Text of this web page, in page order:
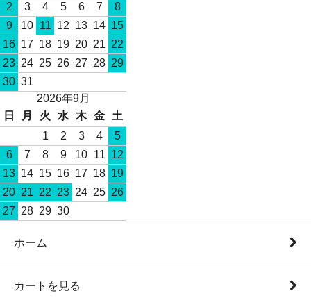
2
3 4 5 6 7
8
9
10 11 12 13 14 15
16 17 18 19 20 21 22
23 24 25 26 27 28 29
30 31
2026年9月
日
月 火 水 木 金
土
1
2 3 4
5
6
7 8 9 10 11 12
13 14 15 16 17 18 19
20 21 22 23 24 25 26
27 28 29 30
ホーム
カートを見る